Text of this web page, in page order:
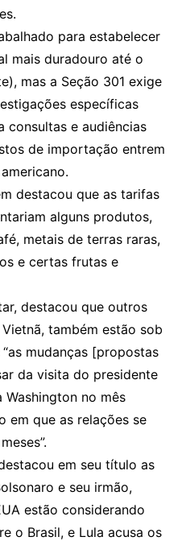
para estabelecer
mais duradouro até o
mas a Seção 301 exige
específicas
consultas e audiências
de importação entrem
destacou que as tarifas
alguns produtos,
metais de terras raras,
e certas frutas e
destacou que outros
também estão sob
mudanças [propostas
da visita do presidente
Washington no mês
em que as relações se
em seu título as
e seu irmão,
estão considerando
o Brasil, e Lula acusa os